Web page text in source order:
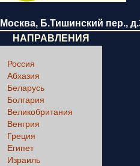
Москва, Б.Тишинский пер.,
НАПРАВЛЕНИЯ
Россия
Абхазия
Беларусь
Болгария
Великобритания
Венгрия
Греция
Египет
Израиль